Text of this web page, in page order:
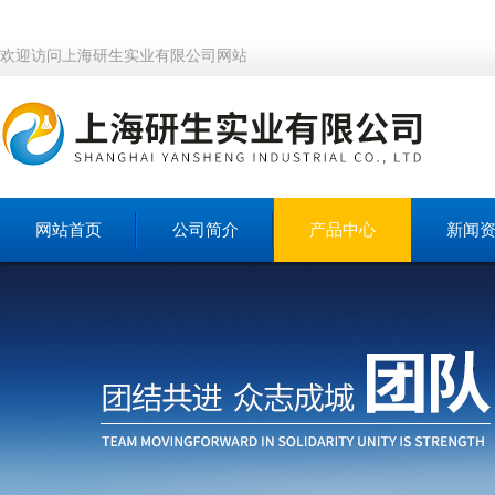
欢迎访问上海研生实业有限公司网站
网站首页 公司简介 产品中心 新闻